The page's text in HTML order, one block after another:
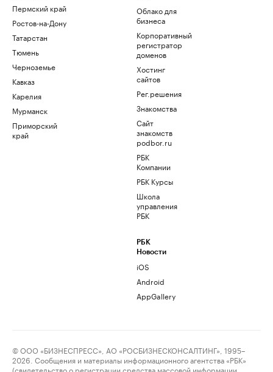
Пермский край
Ростов-на-Дону
Татарстан
Тюмень
Черноземье
Кавказ
Карелия
Мурманск
Приморский
край
Облако для
бизнеса
Корпоративный
регистратор
доменов
Хостинг
сайтов
Рег.решения
Знакомства
Сайт
знакомств
podbor.ru
РБК
Компании
РБК Курсы
Школа
управления
РБК
РБК
Новости
iOS
Android
AppGallery
© ООО «БИЗНЕСПРЕСС», АО «РОСБИЗНЕСКОНСАЛТИНГ», 1995–
2026. Сообщения и материалы информационного агентства «РБК»
(свидетельство о регистрации средства массовой информации